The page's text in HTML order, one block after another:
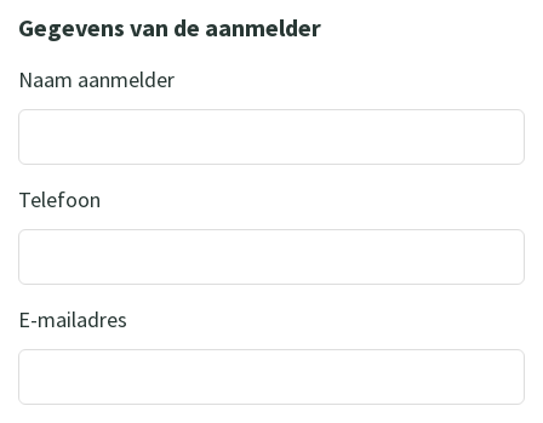
Gegevens van de aanmelder
Naam aanmelder
Telefoon
E-mailadres